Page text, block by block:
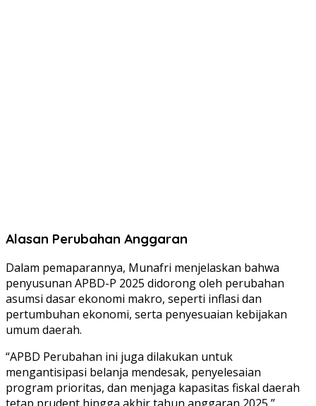
Alasan Perubahan Anggaran
Dalam pemaparannya, Munafri menjelaskan bahwa
penyusunan APBD-P 2025 didorong oleh perubahan
asumsi dasar ekonomi makro, seperti inflasi dan
pertumbuhan ekonomi, serta penyesuaian kebijakan
umum daerah.
“APBD Perubahan ini juga dilakukan untuk
mengantisipasi belanja mendesak, penyelesaian
program prioritas, dan menjaga kapasitas fiskal daerah